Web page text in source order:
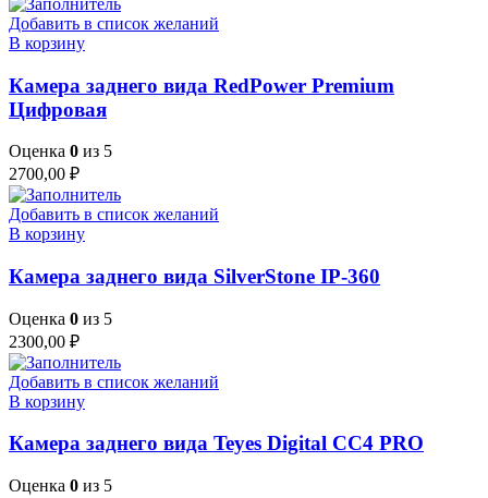
Добавить в список желаний
В корзину
Камера заднего вида RedPower Premium
Цифровая
Оценка 0 из 5
2700,00 ₽
Добавить в список желаний
В корзину
Камера заднего вида SilverStone IP-360
Оценка 0 из 5
2300,00 ₽
Добавить в список желаний
В корзину
Камера заднего вида Teyes Digital CC4 PRO
Оценка 0 из 5